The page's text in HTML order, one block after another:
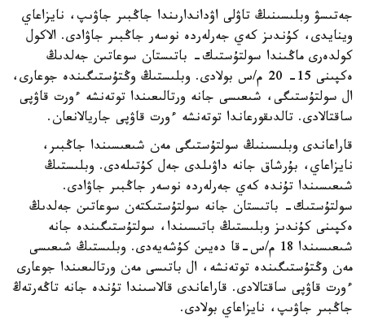
جەتىسۋ وبلىسىنىڭ تاۋلى اۋداندارىندا جاڭبىر جاۋىپ، نايزاعاي
وينايدى، كۇندىز كەي جەرلەردە نوسەر جاڭبىر جاۋادى. الاكول
كولدەرى ماڭىندا سولتۇستىك- باتىستان سوعاتىن جەلدىڭ
ەكپىنى 15- 20 م/س بولادى. وبلىستىڭ وڭتۇستىگىندە جوعارى،
ال سولتۇستىگى، شىعىسى جانە ورتالىعىندا توتەنشە ءورت قاۋپى
ساقتالادى. تالدىقورعاندا توتەنشە ءورت قاۋپى جاريالانعان.
قاراعاندى وبلىسىنىڭ سولتۇستىگى مەن شىعىسىندا جاڭبىر،
نايزاعاي، بۇرشاق جانە داۋىلدى جەل كۇتىلەدى. وبلىستىڭ
شىعىسىندا تۇندە كەي جەرلەردە نوسەر جاڭبىر جاۋادى.
سولتۇستىك- باتىستان جانە سولتۇستىكتەن سوعاتىن جەلدىڭ
ەكپىنى كۇندىز وبلىستىڭ باتىسىندا، سولتۇستىگىندە جانە
شىعىسىندا 18 م/س-قا دەيىن كۇشەيەدى. وبلىستىڭ شىعىسى
مەن وڭتۇستىگىندە توتەنشە، ال باتىسى مەن ورتالىعىندا جوعارى
ءورت قاۋپى ساقتالادى. قاراعاندى قالاسىندا تۇندە جانە تاڭەرتەڭ
جاڭبىر جاۋىپ، نايزاعاي بولادى.